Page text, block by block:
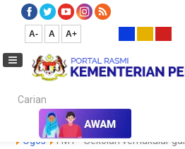
A- A A+
Carian...
Laman Utama Media Koleksi
Ogos
FMT - Sekolah vernakular